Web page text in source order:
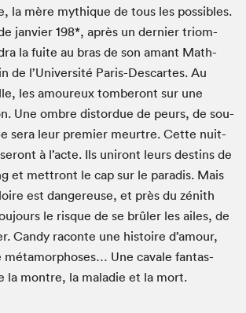
la mère mythique de tous les pos­si­bles.
jan­vi­er198*, après un dernier tri­om­
la fuite au bras de son amant Math­
de l’Université Paris-Descartes. Au
les amoureux tomberont sur une
Une ombre dis­tor­due de peurs, de sou­
sera leur pre­mier meurtre. Cette nuit-
à l’acte. Ils uniront leurs des­tins de
et met­tront le cap sur le par­adis. Mais
est dan­gereuse, et près du zénith
le risque de se brûler les ailes, de
Can­dy racon­te une his­toire d’amour,
méta­mor­phoses… Une cav­ale fan­tas­
la mon­tre, la mal­adie et la mort.